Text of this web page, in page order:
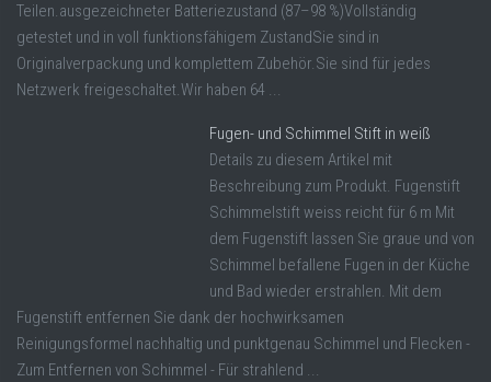
Teilen.ausgezeichneter Batteriezustand (87–98 %)Vollständig
getestet und in voll funktionsfähigem ZustandSie sind in
Originalverpackung und komplettem Zubehör.Sie sind für jedes
Netzwerk freigeschaltet.Wir haben 64 ...
Fugen- und Schimmel Stift in weiß
Details zu diesem Artikel mit
Beschreibung zum Produkt. Fugenstift
Schimmelstift weiss reicht für 6 m Mit
dem Fugenstift lassen Sie graue und von
Schimmel befallene Fugen in der Küche
und Bad wieder erstrahlen. Mit dem
Fugenstift entfernen Sie dank der hochwirksamen
Reinigungsformel nachhaltig und punktgenau Schimmel und Flecken -
Zum Entfernen von Schimmel - Für strahlend ...